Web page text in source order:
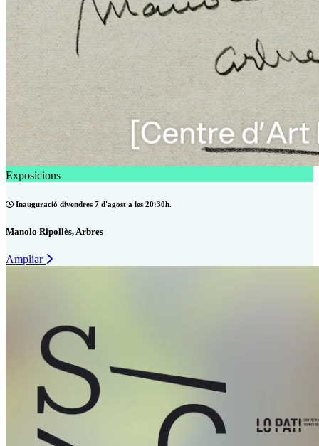
Exposicions
Inauguració divendres 7 d'agost a les 20:30h.
Manolo Ripollès, Arbres
Ampliar